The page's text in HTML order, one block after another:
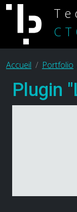
Accueil Portfolio
Plugin